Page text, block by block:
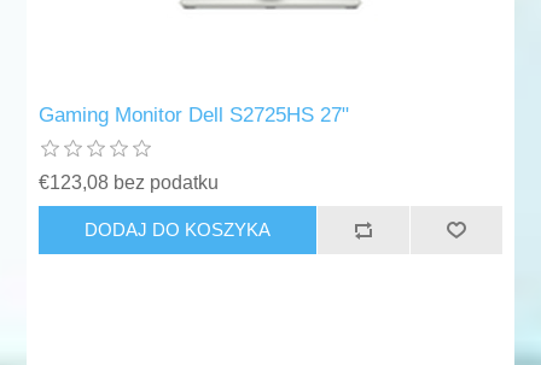
Gaming Monitor Dell S2725HS 27"
€123,08 bez podatku
DODAJ DO KOSZYKA